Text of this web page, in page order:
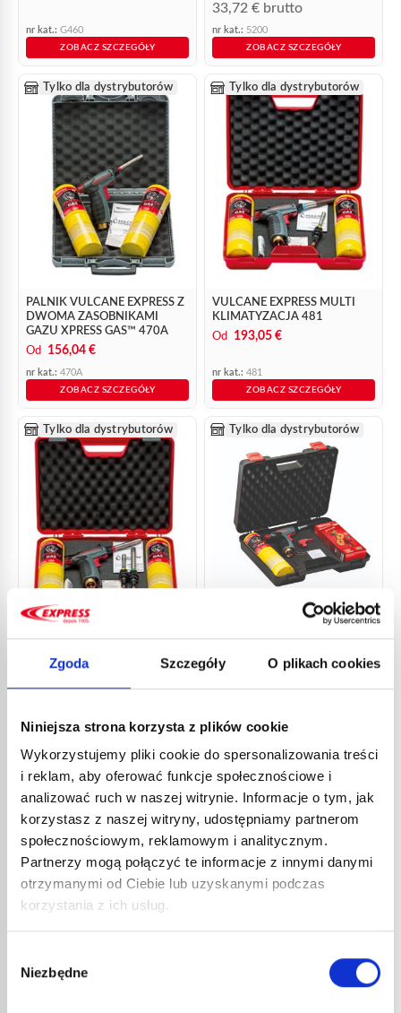
Zgoda Szczegóły O plikach cookies
Niniejsza strona korzysta z plików cookie
Wykorzystujemy pliki cookie do spersonalizowania treści
i reklam, aby oferować funkcje społecznościowe i
analizować ruch w naszej witrynie. Informacje o tym, jak
korzystasz z naszej witryny, udostępniamy partnerom
społecznościowym, reklamowym i analitycznym.
Partnerzy mogą połączyć te informacje z innymi danymi
otrzymanymi od Ciebie lub uzyskanymi podczas
korzystania z ich usług.
zgody
Niezbędne
nr kat.: G460
ZOBACZ SZCZEGÓŁY
33,72 € brutto
nr kat.: 5200
ZOBACZ SZCZEGÓŁY
Tylko dla dystrybutorów
PALNIK VULCANE EXPRESS Z
DWOMA ZASOBNIKAMI
GAZU XPRESS GAS™ 470A
Od
156,04 €
nr kat.: 470A
ZOBACZ SZCZEGÓŁY
Tylko dla dystrybutorów
VULCANE EXPRESS MULTI
KLIMATYZACJA 481
Od
193,05 €
nr kat.: 481
ZOBACZ SZCZEGÓŁY
Tylko dla dystrybutorów
INSTALACJE GRZEWCZE 471
Tylko dla dystrybutorów
VULCANE EXPRESS NOMAD
KLIMATYZACJA 486
Od 194,05 €
Tylko dla dystrybutorów
476
181,83 €
Tylko dla dystrybutorów
VULCANE EXPRESS SOLO